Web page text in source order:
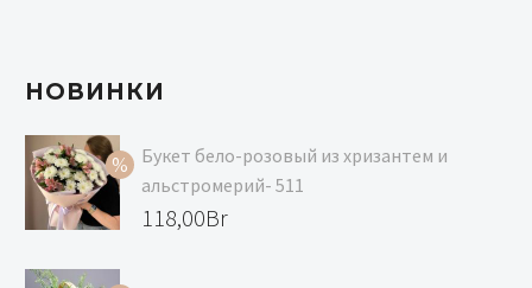
НОВИНКИ
Букет бело-розовый из хризантем и
альстромерий- 511
Первоначальная
118,00Br